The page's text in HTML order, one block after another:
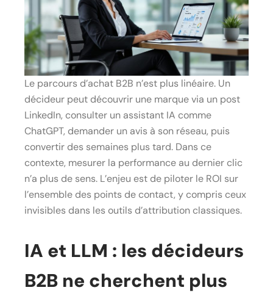
Le parcours d’achat B2B n’est plus linéaire. Un
décideur peut découvrir une marque via un post
LinkedIn, consulter un assistant IA comme
ChatGPT, demander un avis à son réseau, puis
convertir des semaines plus tard. Dans ce
contexte, mesurer la performance au dernier clic
n’a plus de sens. L’enjeu est de piloter le ROI sur
l’ensemble des points de contact, y compris ceux
invisibles dans les outils d’attribution classiques.
IA et LLM : les décideurs
B2B ne cherchent plus